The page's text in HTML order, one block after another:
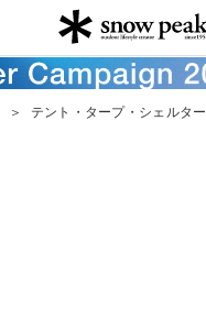
Snow Peak
＞ テント・タープ・シェルター